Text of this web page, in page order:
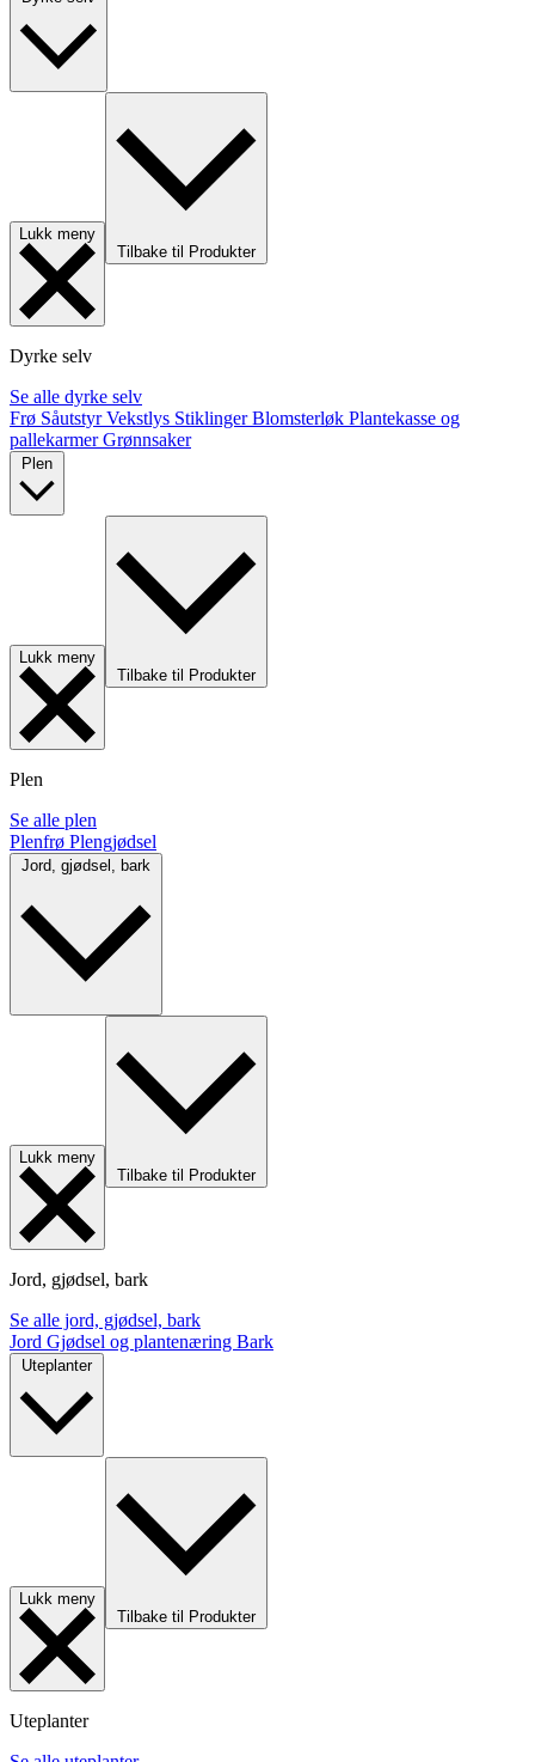
Lukk meny
Tilbake til Produkter
Dyrke selv
Se alle dyrke selv
Frø SåutstyrVekstlys StiklingerBlomsterløk Plantekasse og
pallekarmerGrønnsaker
Lukk meny
Tilbake til Produkter
Plen
Se alle plen
Plenfrø Plengjødsel
Lukk meny
Tilbake til Produkter
Jord, gjødsel, bark
Se alle jord, gjødsel, bark
Jord Gjødsel og plantenæring Bark
Uteplanter
Lukk meny
Tilbake til Produkter
Uteplanter